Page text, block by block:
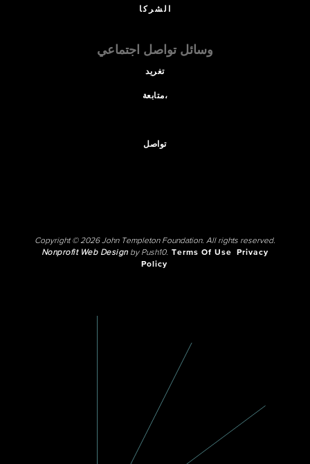
الشركا
وسائل تواصل اجتماعي
تغريد
متابعة،
تواصل
Copyright © 2026 John Templeton Foundation. All rights reserved.
Nonprofit Web Designby Push10. Terms Of Use
Privacy
Policy